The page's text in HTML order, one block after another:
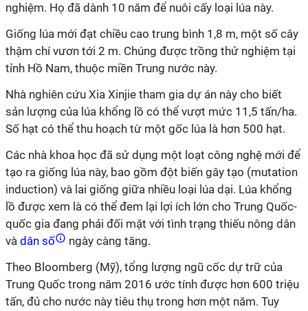
nghiệm. Họ đã dành 10 năm để nuôi cấy loại lúa này.
Giống lúa mới đạt chiều cao trung bình 1,8 m, một số cây
thậm chí vươn tới 2 m. Chúng được trồng thử nghiệm tại
tỉnh Hồ Nam, thuộc miền Trung nước này.
Nhà nghiên cứu Xia Xinjie tham gia dự án này cho biết
sản lượng của lúa khổng lồ có thể vượt mức 11,5 tấn/ha.
Số hạt có thể thu hoạch từ một gốc lúa là hơn 500 hạt.
Các nhà khoa học đã sử dụng một loạt công nghệ mới để
tạo ra giống lúa này, bao gồm đột biến gây tạo (mutation
induction) và lai giống giữa nhiều loại lúa dại. Lúa khổng
lồ được xem là có thể đem lại lợi ích lớn cho Trung Quốc-
quốc gia đang phải đối mặt với tình trạng thiếu nông dân
và dân số
ngày càng tăng.
Theo Bloomberg (Mỹ), tổng lượng ngũ cốc dự trữ của
Trung Quốc trong năm 2016 ước tính được hơn 600 triệu
tấn, đủ cho nước này tiêu thụ trong hơn một năm. Tuy